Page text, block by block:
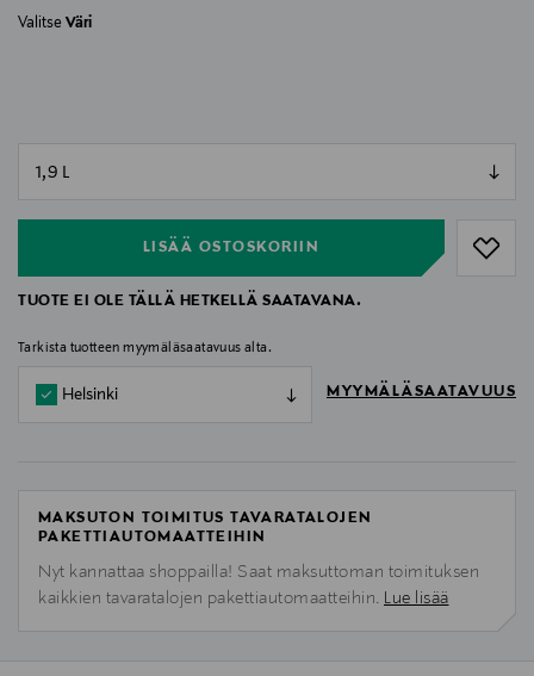
Valitse Väri
LISÄÄ OSTOSKORIIN
TUOTE EI OLE TÄLLÄ HETKELLÄ SAATAVANA.
Tarkista tuotteen myymäläsaatavuus alta.
Helsinki MYYMÄLÄSAATAVUUS
MAKSUTON TOIMITUS TAVARATALOJEN
PAKETTIAUTOMAATTEIHIN
Nyt kannattaa shoppailla! Saat maksuttoman toimituksen
kaikkien tavaratalojen pakettiautomaatteihin. Lue lisää